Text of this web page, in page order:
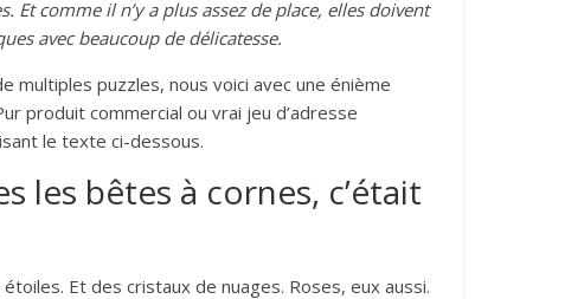
Et comme il n’y a plus assez de place, elles doivent
avec beaucoup de délicatesse.
multiples puzzles, nous voici avec une énième
produit commercial ou vrai jeu d’adresse
le texte ci-dessous.
les bêtes à cornes, c’était
Et des cristaux de nuages. Roses, eux aussi.